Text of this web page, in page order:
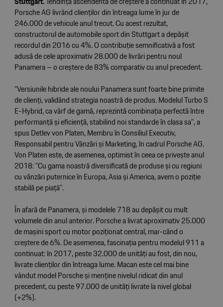
Porsche AG livrând clienților din întreaga lume în jur de
246.000 de vehicule anul trecut. Cu acest rezultat,
constructorul de automobile sport din Stuttgart a depășit
recordul din 2016 cu 4%. O contribuție semnificativă a fost
adusă de cele aproximativ 28.000 de livrări pentru noul
Panamera – o creștere de 83% comparativ cu anul precedent.
”Versiunile hibride ale noului Panamera sunt foarte bine primite
de clienți, validând strategia noastră de produs. Modelul Turbo S
E-Hybrid, ca vârf de gamă, reprezintă combinația perfectă între
performanță și eficiență, stabilind noi standarde în clasa sa”, a
spus Detlev von Platen, Membru în Consiliul Executiv,
Responsabil pentru Vânzări și Marketing, în cadrul Porsche AG.
Von Platen este, de asemenea, optimist în ceea ce privește anul
2018: ”Cu gama noastră diversificată de produse și cu regiuni
cu vânzări puternice în Europa, Asia și America, avem o poziție
stabilă pe piață”.
În afară de Panamera, și modelele 718 au depășit cu mult
volumele din anul anterior. Porsche a livrat aproximativ 25.000
de mașini sport cu motor poziționat central, mar-când o
creștere de 6%. De asemenea, fascinația pentru modelul 911 a
continuat: în 2017, peste 32.000 de unități au fost, din nou,
livrate clienților din întreaga lume. Macan este cel mai bine
vândut model Porsche și menține nivelul ridicat din anul
precedent, cu peste 97.000 de unități livrate la nivel global
(+2%).